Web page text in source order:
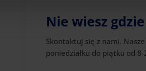
Nie wiesz
Skontaktuj się z nami.
poniedziałku do piątku od